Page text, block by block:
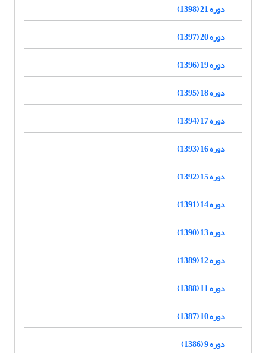
دوره 21 (1398)
دوره 20 (1397)
دوره 19 (1396)
دوره 18 (1395)
دوره 17 (1394)
دوره 16 (1393)
دوره 15 (1392)
دوره 14 (1391)
دوره 13 (1390)
دوره 12 (1389)
دوره 11 (1388)
دوره 10 (1387)
دوره 9 (1386)